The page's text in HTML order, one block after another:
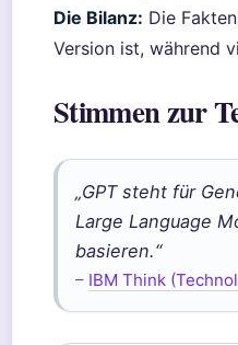
Die Bilanz: Die
Version ist, während
Stimmen zur
„GPT steht für
Large Language
basieren.“
– IBM Think